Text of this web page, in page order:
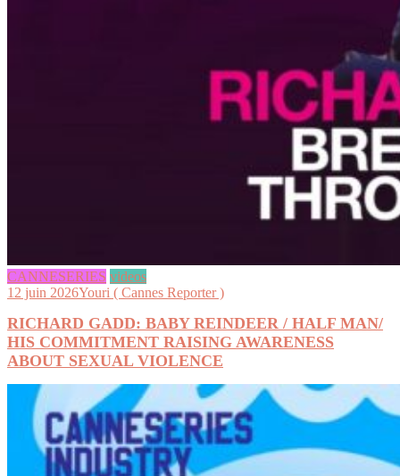
CANNESERIES videos
12 juin 2026Youri ( Cannes Reporter )
RICHARD GADD: BABY REINDEER / HALF MAN/
HIS COMMITMENT RAISING AWARENESS
ABOUT SEXUAL VIOLENCE